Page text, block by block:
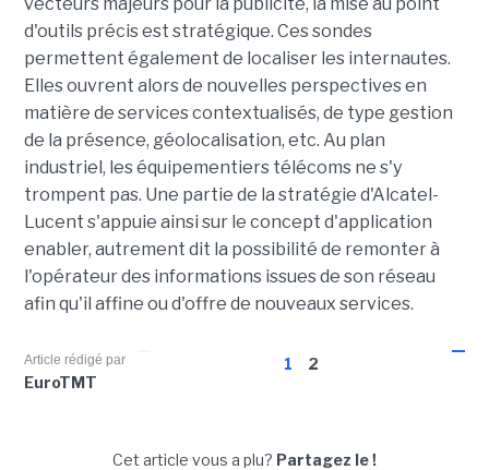
d'outils précis est stratégique. Ces sondes
permettent également de localiser les internautes.
Elles ouvrent alors de nouvelles perspectives en
matière de services contextualisés, de type gestion
de la présence, géolocalisation, etc. Au plan
industriel, les équipementiers télécoms ne s'y
trompent pas. Une partie de la stratégie d'Alcatel-
Lucent s'appuie ainsi sur le concept d'application
enabler, autrement dit la possibilité de remonter à
l'opérateur des informations issues de son réseau
afin qu'il affine ou d'offre de nouveaux services.
1 2
Article rédigé par
EuroTMT
Cet article vous a plu? Partagez le !